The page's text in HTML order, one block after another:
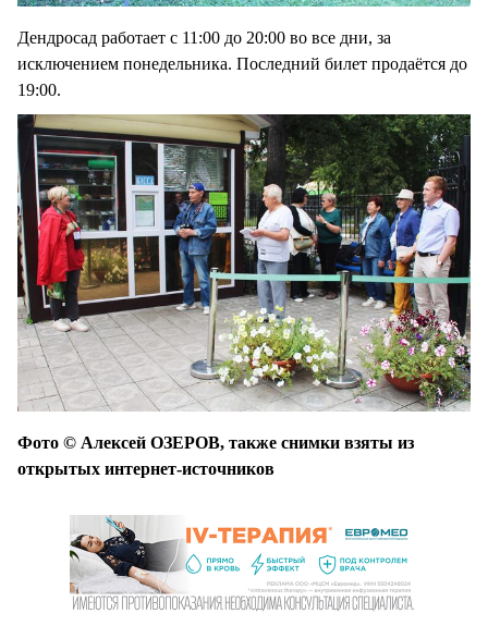
Дендросад работает с 11:00 до 20:00 во все дни, за
исключением понедельника. Последний билет продаётся до
19:00.
Фото © Алексей ОЗЕРОВ, также снимки взяты из
открытых интернет-источников